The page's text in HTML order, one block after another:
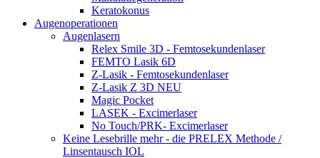
Keratokonus
Augenoperationen
Augenlasern
Relex Smile 3D - Femtosekundenlaser
FEMTO Lasik 6D
Z-Lasik - Femtosekundenlaser
Z-Lasik Z 3D NEU
Magic Pocket
LASEK - Excimerlaser
No Touch/PRK- Excimerlaser
Keine Lesebrille mehr - die PRELEX Methode /
Linsentausch IOL